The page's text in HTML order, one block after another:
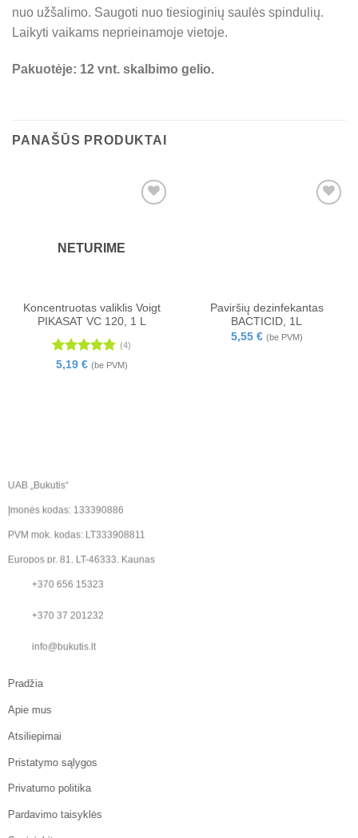
nuo užšalimo. Saugoti nuo tiesioginių saulės spindulių.
Laikyti vaikams neprieinamoje vietoje.
Pakuotėje: 12 vnt. skalbimo gelio.
PANAŠŪS PRODUKTAI
NETURIME
Koncentruotas valiklis Voigt
PIKASAT VC 120, 1 L
Įvertinimas:
(4)
5,19 € (be PVM)
Paviršių dezinfekantas
BACTICID, 1L
5,55 € (be PVM)
UAB „Bukutis“
Įmonės kodas: 133390886
PVM mok. kodas: LT333908811
Europos pr. 81, LT-46333, Kaunas
+370 656 15323
+370 37 201232
info@bukutis.lt
Pradžia
Apie mus
Atsiliepimai
Pristatymo sąlygos
Privatumo politika
Pardavimo taisyklės